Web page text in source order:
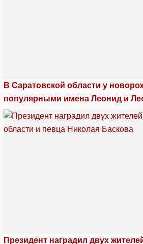
В Саратовской области у
популярными имена Леонид и
Президент наградил двух